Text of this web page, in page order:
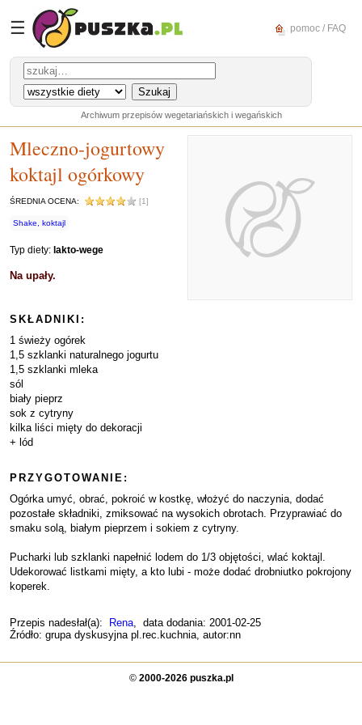
☰ pomoc / FAQ
Archiwum przepisów wegetariańskich i wegańskich
Mleczno-jogurtowy
koktajl ogórkowy
ŚREDNIA OCENA: [1]
Shake, koktajl
Typ diety: lakto-wege
Na upały.
SKŁADNIKI:
1 świeży ogórek
1,5 szklanki naturalnego jogurtu
1,5 szklanki mleka
sól
biały pieprz
sok z cytryny
kilka liści mięty do dekoracji
+ lód
PRZYGOTOWANIE:
Ogórka umyć, obrać, pokroić w kostkę, włożyć do naczynia, dodać
pozostałe składniki, zmiksować na wysokich obrotach. Przyprawiać do
smaku solą, białym pieprzem i sokiem z cytryny.
Pucharki lub szklanki napełnić lodem do 1/3 objętości, wlać koktajl.
Udekorować listkami mięty, a kto lubi - może dodać drobniutko pokrojony
koperek.
Przepis nadesłał(a): Rena, data dodania: 2001-02-25
Źródło: grupa dyskusyjna pl.rec.kuchnia, autor:nn
© 2000-2026 puszka.pl